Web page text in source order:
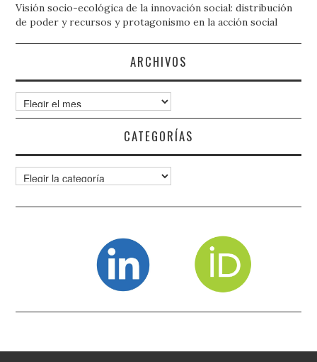
Visión socio-ecológica de la innovación social: distribución
de poder y recursos y protagonismo en la acción social
ARCHIVOS
Archivos
CATEGORÍAS
Categorías